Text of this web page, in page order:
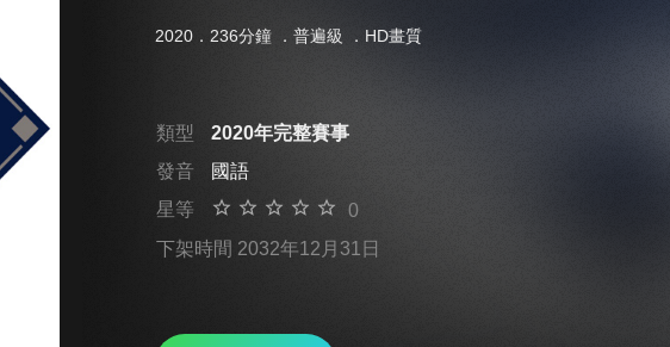
2020．236分鐘 ． 普遍級 ．HD畫質
類型
2020年完整賽事
發音
國語
星等
0
下架時間 2032年12月31日